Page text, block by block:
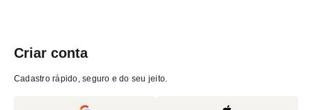
Criar conta
Cadastro rápido, seguro e do seu jeito.